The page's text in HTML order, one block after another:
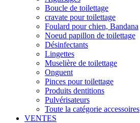
Boucle de toilettage
cravate pour toilettage
Foulard pour chien, Bandana
Noeud papillon de toilettage
Désinfectants
Lingettes
Muselière de toilettage
Onguent
Pinces pour toilettage
Produits dentitions
Pulvérisateurs
Toute la catégorie accessoires
VENTES